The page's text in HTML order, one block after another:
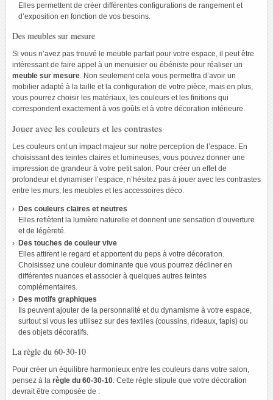
Elles permettent de créer différentes configurations de rangement et
d’exposition en fonction de vos besoins.
Des meubles sur mesure
Si vous n’avez pas trouvé le meuble parfait pour votre espace, il peut être
intéressant de faire appel à un menuisier ou ébéniste pour réaliser un
meuble sur mesure . Non seulement cela vous permettra d’avoir un
mobilier adapté à la taille et la configuration de votre pièce, mais en plus,
vous pourrez choisir les matériaux, les couleurs et les finitions qui
correspondent exactement à vos goûts et à votre décoration intérieure.
Jouer avec les couleurs et les contrastes
Les couleurs ont un impact majeur sur notre perception de l’espace. En
choisissant des teintes claires et lumineuses, vous pouvez donner une
impression de grandeur à votre petit salon. Pour créer un effet de
profondeur et dynamiser l’espace, n’hésitez pas à jouer avec les contrastes
entre les murs, les meubles et les accessoires déco.
Des couleurs claires et neutres
Elles reflètent la lumière naturelle et donnent une sensation d’ouverture
et de légèreté.
Des touches de couleur vive
Elles attirent le regard et apportent du peps à votre décoration.
Choisissez une couleur dominante que vous pourrez décliner en
différentes nuances et associer à quelques autres teintes
complémentaires.
Des motifs graphiques
Ils peuvent ajouter de la personnalité et du dynamisme à votre espace,
surtout si vous les utilisez sur des textiles (coussins, rideaux, tapis) ou
des objets décoratifs.
La règle du 60-30-10
Pour créer un équilibre harmonieux entre les couleurs dans votre salon,
pensez à la règle du 60-30-10. Cette règle stipule que votre décoration
devrait être composée de :